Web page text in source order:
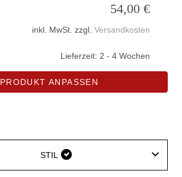
54,00 €
inkl. MwSt. zzgl. Versandkosten
Lieferzeit: 2 - 4 Wochen
PRODUKT ANPASSEN
STIL
STIL